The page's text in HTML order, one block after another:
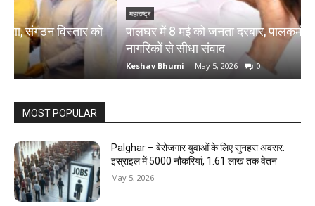
महाराष्ट्र
पालघर में 8 मई को जनता दरबार, पालकमंत्री गणेश नाईक करेंगे
नागरिकों से सीधा संवाद
Keshav Bhumi May 5, 2026 0
MOST POPULAR
Palghar – बेरोजगार युवाओं के लिए सुनहरा अवसर:
इस्राइल में 5000 नौकरियां, ₹1.61 लाख तक वेतन
May 5, 2026